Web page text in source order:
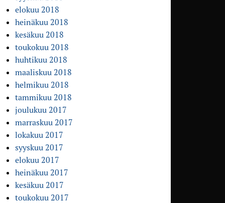
elokuu 2018
heinäkuu 2018
kesäkuu 2018
toukokuu 2018
huhtikuu 2018
maaliskuu 2018
helmikuu 2018
tammikuu 2018
joulukuu 2017
marraskuu 2017
lokakuu 2017
syyskuu 2017
elokuu 2017
heinäkuu 2017
kesäkuu 2017
toukokuu 2017